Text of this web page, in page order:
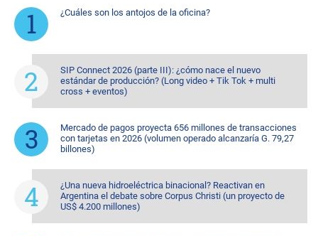
¿Cuáles son los antojos de la oficina?
SIP Connect 2026 (parte III): ¿cómo nace el nuevo
estándar de producción? (Long video + Tik Tok + multi
cross + eventos)
Mercado de pagos proyecta 656 millones de transacciones
con tarjetas en 2026 (volumen operado alcanzaría G. 79,27
billones)
¿Una nueva hidroeléctrica binacional? Reactivan en
Argentina el debate sobre Corpus Christi (un proyecto de
US$ 4.200 millones)